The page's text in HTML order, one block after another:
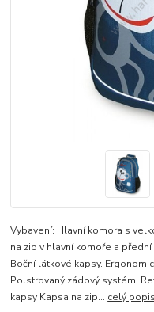
Vybavení: Hlavní komora s
na zip v hlavní komoře a
Boční látkové kapsy.
Polstrovaný zádový systém.
kapsy Kapsa na zip... celý popis